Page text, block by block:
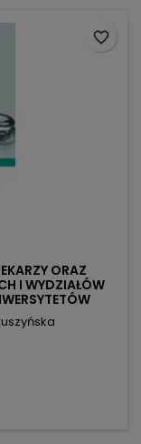
ORAZ
I WYDZIAŁÓW
favorite_border